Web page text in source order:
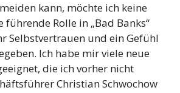
kann, möchte ich keine
führende Rolle in „Bad Banks“
Selbstvertrauen und ein Gefühl
Ich habe mir viele neue
die ich vorher nicht
Christian Schwochow